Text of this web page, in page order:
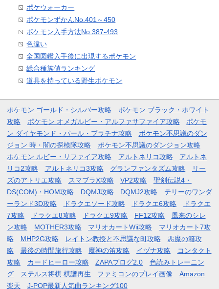
ポケウォーカー
ポケモンずかんNo.401～450
ポケモン入手方法No.387-493
色違い
全国図鑑入手後に出現するポケモン
総合種族値ランキング
道具を持っている野生ポケモン
ポケモン ゴールド・シルバー攻略
ポケモン ブラック・ホワイト
攻略
ポケモン オメガルビー・アルファサファイア攻略
ポケモ
ン ダイヤモンド・パール・プラチナ攻略
ポケモン不思議のダン
ジョン 時・闇の探検隊攻略
ポケモン不思議のダンジョン攻略
ポケモン ルビー・サファイア攻略
アルトネリコ攻略
アルトネ
リコ2攻略
アルトネリコ3攻略 グランファンタズム攻略
リー
ズのアトリエ攻略
スマブラX攻略 VP2攻略
聖剣伝説4・
DS(COM)・HOM攻略
DQMJ攻略 DQMJ2攻略
テリーのワンダ
ーランド3D攻略
ドラクエソード攻略 ドラクエ6攻略
ドラクエ
7攻略
ドラクエ8攻略 ドラクエ9攻略 FF12攻略
風来のシレ
ン攻略
MOTHER3攻略 マリオカートWii攻略
マリオカート7攻
略
MHP2G攻略 レイトン教授と不思議な町攻略
悪魔の箱攻
略
最後の時間旅行攻略 魔神の笛攻略 イヅナ攻略
コンタクト
攻略
カードヒーロー攻略 ZAPAブログ2.0
色読みトレーニン
グ
ステルス将棋 棋譜再生 ファミコンのプレイ画像
Amazon
楽天
J-POP最新人気曲ランキング100